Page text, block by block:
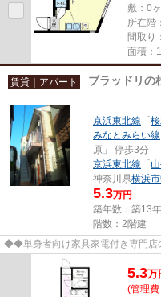
敷：0
所在階
間取り
面積：
賃貸｜アパート ブラッドリの
京浜東北線 「
みなとみらい線
原」 停歩3分
京浜東北線 「
神奈川県横浜
5.3万円
築年数：築13
階数：2階建
◆◆単身者向け家具家電付き専門
5.3万
(管理